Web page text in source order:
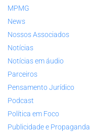
MPMG
News
Nossos Associados
Notícias
Notícias em áudio
Parceiros
Pensamento Jurídico
Podcast
Política em Foco
Publicidade e Propaganda